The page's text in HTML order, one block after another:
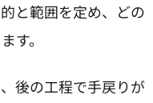
と範囲を定め、どの
す。
後の工程で手戻りが